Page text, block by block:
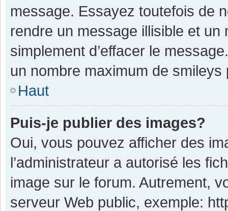
message. Essayez toutefois de
rendre un message illisible et
simplement d’effacer le
un nombre maximum de smileys
Haut
Puis-je publier des images?
Oui, vous pouvez afficher des
l’administrateur a autorisé les
image sur le forum. Autrement,
serveur Web public, exemple: